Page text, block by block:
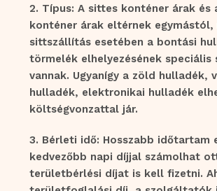
Típus: A sittes konténer árak és
konténer árak eltérnek egymástól,
sittszállítás esetében a bontási
törmelék elhelyezésének speciális
vannak. Ugyanígy a zöld hulladék,
hulladék, elektronikai hulladék
költségvonzattal jár.
Bérleti idő: Hosszabb időtartam
kedvezőbb napi díjjal számolhat
területbérlési díjat is kell fizetni.